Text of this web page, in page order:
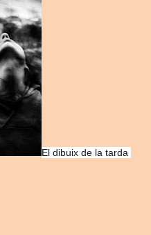
El dibuix de la tarda